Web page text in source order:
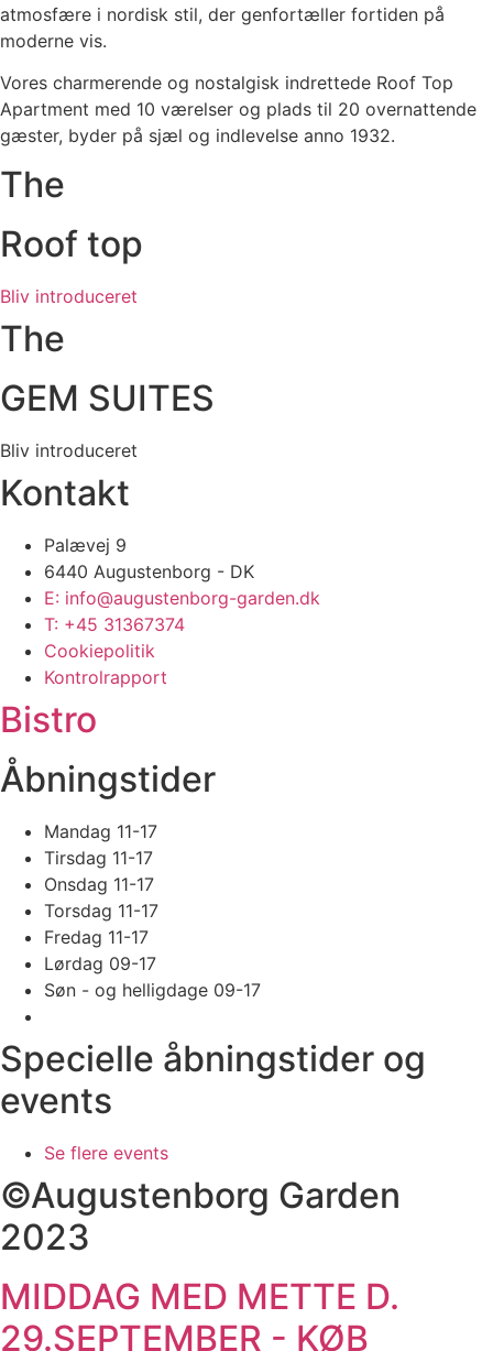
atmosfære i nordisk stil, der genfortæller fortiden på
moderne vis.
Vores charmerende og nostalgisk indrettede Roof Top
Apartment med 10 værelser og plads til 20 overnattende
gæster, byder på sjæl og indlevelse anno 1932.
The
Roof top
Bliv introduceret
The
GEM SUITES
Bliv introduceret
Kontakt
Palævej 9
6440 Augustenborg - DK
E: info@augustenborg-garden.dk
T: +45 31367374
Cookiepolitik
Kontrolrapport
Bistro
Åbningstider
Mandag 11-17
Tirsdag 11-17
Onsdag 11-17
Torsdag 11-17
Fredag 11-17
Lørdag 09-17
Søn - og helligdage 09-17
Specielle åbningstider og
events
Se flere events
©Augustenborg Garden
2023
MIDDAG MED METTE D.
29.SEPTEMBER - KØB